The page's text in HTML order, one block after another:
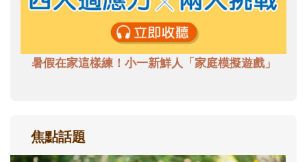
暑假在家這樣練！小一新鮮人「家庭模擬遊戲」
焦點話題